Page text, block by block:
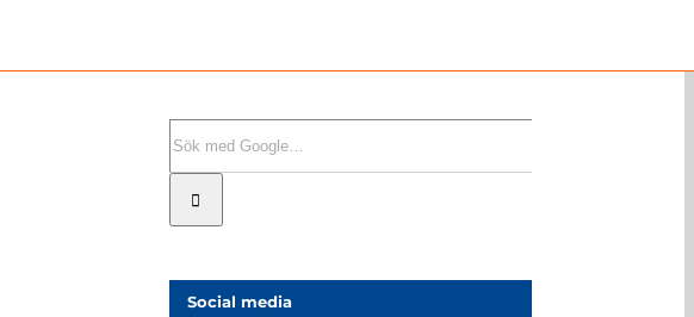
Social media